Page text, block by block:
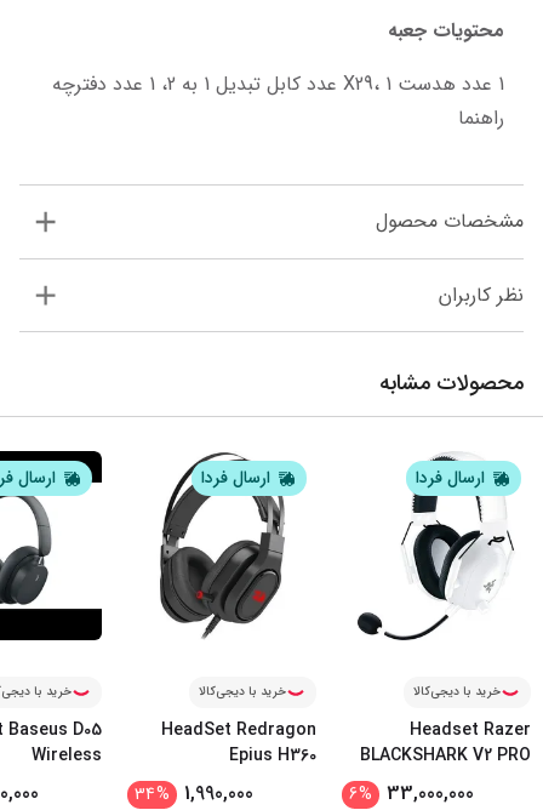
محتویات جعبه
راهنما
مشخصات محصول
نظر کاربران
محصولات مشابه
ارسال فردا
خرید با دیجی‌کالا
Headset Razer
BLACKSHARK V2 PRO
33,000,000
%
6
ارسال فردا
خرید با دیجی‌کالا
HeadSet Redragon
Epius H360
1,990,000
%
34
ارسال
خرید با
D05
Wireless